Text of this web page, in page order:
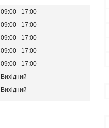
09:00
17:00
09:00
17:00
09:00
17:00
09:00
17:00
09:00
17:00
Вихідний
Вихідний